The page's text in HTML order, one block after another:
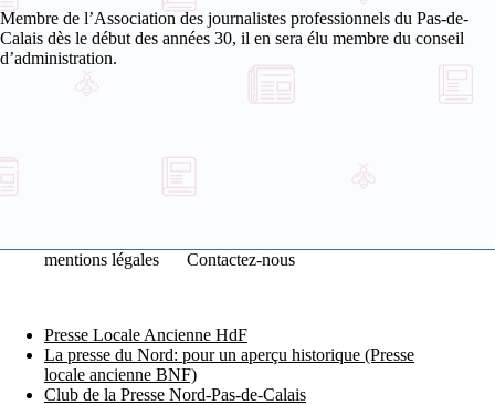
Membre de l’Association des journalistes professionnels du Pas-de-
Calais dès le début des années 30, il en sera élu membre du conseil
d’administration.
mentions légales Contactez-nous
Presse Locale Ancienne HdF
La presse du Nord: pour un aperçu historique (Presse
locale ancienne BNF)
Club de la Presse Nord-Pas-de-Calais